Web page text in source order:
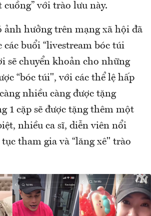
cuồng” với trào lưu này.
ảnh hưởng trên mạng xã hội đã
các buổi “livestream bóc túi
sẽ chuyển khoản cho những
“bóc túi", với các thể lệ hấp
nhiều càng được tặng
1 cặp sẽ được tặng thêm một
nhiều ca sĩ, diễn viên nổi
tham gia và “lăng xê" trào